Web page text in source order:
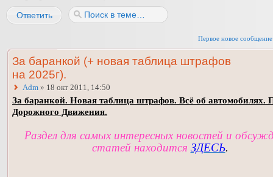
Ответить
Первое новое сообщение
За баранкой (+ новая таблица штрафов
на 2025г).
Adm » 18 окт 2011, 14:50
За баранкой. Новая таблица штрафов. Всё об автомобилях.
Дорожного Движения.
Раздел для самых интересных новостей и
статей находится ЗДЕСЬ.